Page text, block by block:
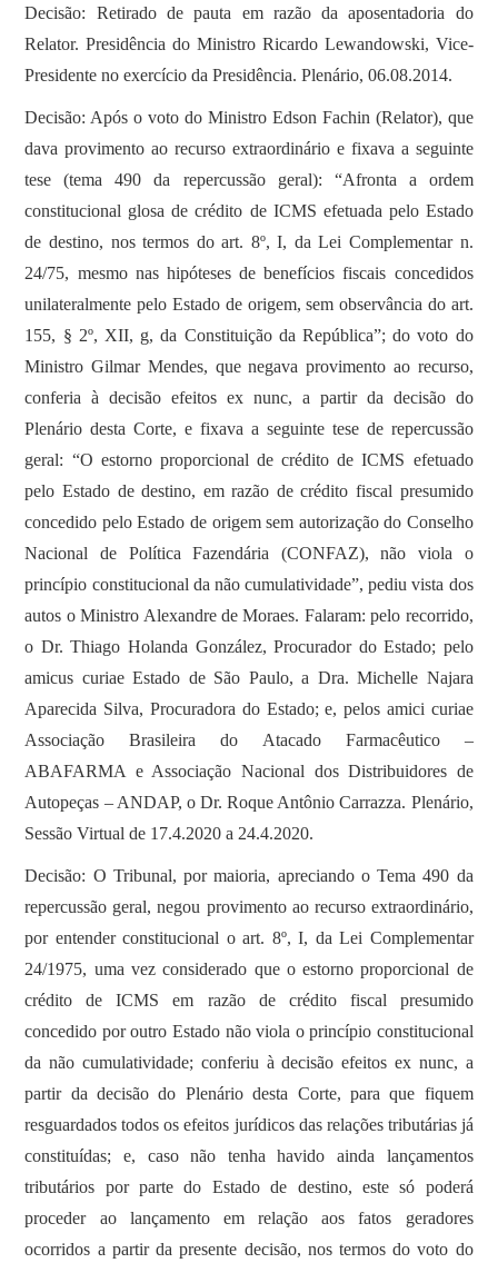
Decisão: Retirado de pauta em razão da aposentadoria do
Relator. Presidência do Ministro Ricardo Lewandowski, Vice-
Presidente no exercício da Presidência. Plenário, 06.08.2014.
Decisão: Após o voto do Ministro Edson Fachin (Relator), que
dava provimento ao recurso extraordinário e fixava a seguinte
tese (tema 490 da repercussão geral): “Afronta a ordem
constitucional glosa de crédito de ICMS efetuada pelo Estado
de destino, nos termos do art. 8º, I, da Lei Complementar n.
24/75, mesmo nas hipóteses de benefícios fiscais concedidos
unilateralmente pelo Estado de origem, sem observância do art.
155, § 2º, XII, g, da Constituição da República”; do voto do
Ministro Gilmar Mendes, que negava provimento ao recurso,
conferia à decisão efeitos ex nunc, a partir da decisão do
Plenário desta Corte, e fixava a seguinte tese de repercussão
geral: “O estorno proporcional de crédito de ICMS efetuado
pelo Estado de destino, em razão de crédito fiscal presumido
concedido pelo Estado de origem sem autorização do Conselho
Nacional de Política Fazendária (CONFAZ), não viola o
princípio constitucional da não cumulatividade”, pediu vista dos
autos o Ministro Alexandre de Moraes. Falaram: pelo recorrido,
o Dr. Thiago Holanda González, Procurador do Estado; pelo
amicus curiae Estado de São Paulo, a Dra. Michelle Najara
Aparecida Silva, Procuradora do Estado; e, pelos amici curiae
Associação Brasileira do Atacado Farmacêutico –
ABAFARMA e Associação Nacional dos Distribuidores de
Autopeças – ANDAP, o Dr. Roque Antônio Carrazza. Plenário,
Sessão Virtual de 17.4.2020 a 24.4.2020.
Decisão: O Tribunal, por maioria, apreciando o Tema 490 da
repercussão geral, negou provimento ao recurso extraordinário,
por entender constitucional o art. 8º, I, da Lei Complementar
24/1975, uma vez considerado que o estorno proporcional de
crédito de ICMS em razão de crédito fiscal presumido
concedido por outro Estado não viola o princípio constitucional
da não cumulatividade; conferiu à decisão efeitos ex nunc, a
partir da decisão do Plenário desta Corte, para que fiquem
resguardados todos os efeitos jurídicos das relações tributárias já
constituídas; e, caso não tenha havido ainda lançamentos
tributários por parte do Estado de destino, este só poderá
proceder ao lançamento em relação aos fatos geradores
ocorridos a partir da presente decisão, nos termos do voto do